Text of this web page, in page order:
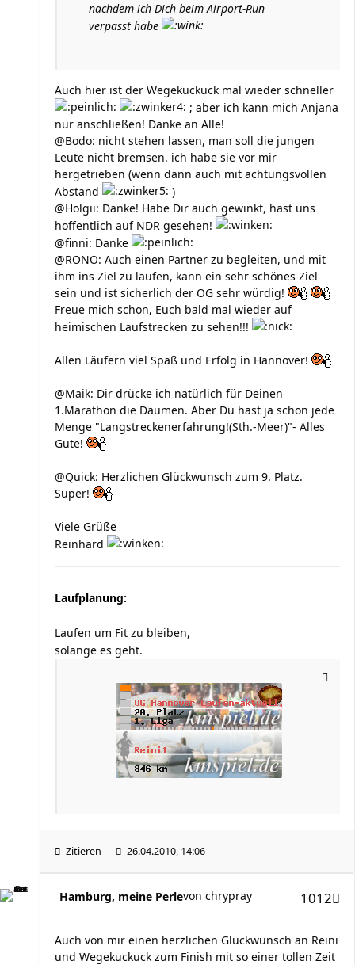
nachdem ich Dich beim Airport-Run
verpasst habe
Auch hier ist der Wegekuckuck mal wieder schneller
; aber ich kann mich Anjana
nur anschließen! Danke an Alle!
@Bodo: nicht stehen lassen, man soll die jungen
Leute nicht bremsen. ich habe sie vor mir
hergetrieben (wenn dann auch mit achtungsvollen
Abstand
)
@Holgii: Danke! Habe Dir auch gewinkt, hast uns
hoffentlich auf NDR gesehen!
@finni: Danke
@RONO: Auch einen Partner zu begleiten, und mit
ihm ins Ziel zu laufen, kann ein sehr schönes Ziel
sein und ist sicherlich der OG sehr würdig!
Freue mich schon, Euch bald mal wieder auf
heimischen Laufstrecken zu sehen!!!
Allen Läufern viel Spaß und Erfolg in Hannover!
@Maik: Dir drücke ich natürlich für Deinen
1.Marathon die Daumen. Aber Du hast ja schon jede
Menge "Langstreckenerfahrung!(Sth.-Meer)"- Alles
Gute!
@Quick: Herzlichen Glückwunsch zum 9. Platz.
Super!
Viele Grüße
Reinhard
Laufplanung:
Laufen um Fit zu bleiben,
solange es geht.
Zitieren 26.04.2010, 14:06
Hamburg, meine Perle 1012
von chrypray
Auch von mir einen herzlichen Glückwunsch an Reini
und Wegekuckuck zum Finish mit so einer tollen Zeit